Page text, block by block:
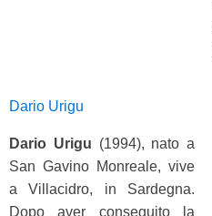
Dario Urigu
Dario Urigu (1994), nato a
San Gavino Monreale, vive
a Villacidro, in Sardegna.
Dopo aver conseguito la